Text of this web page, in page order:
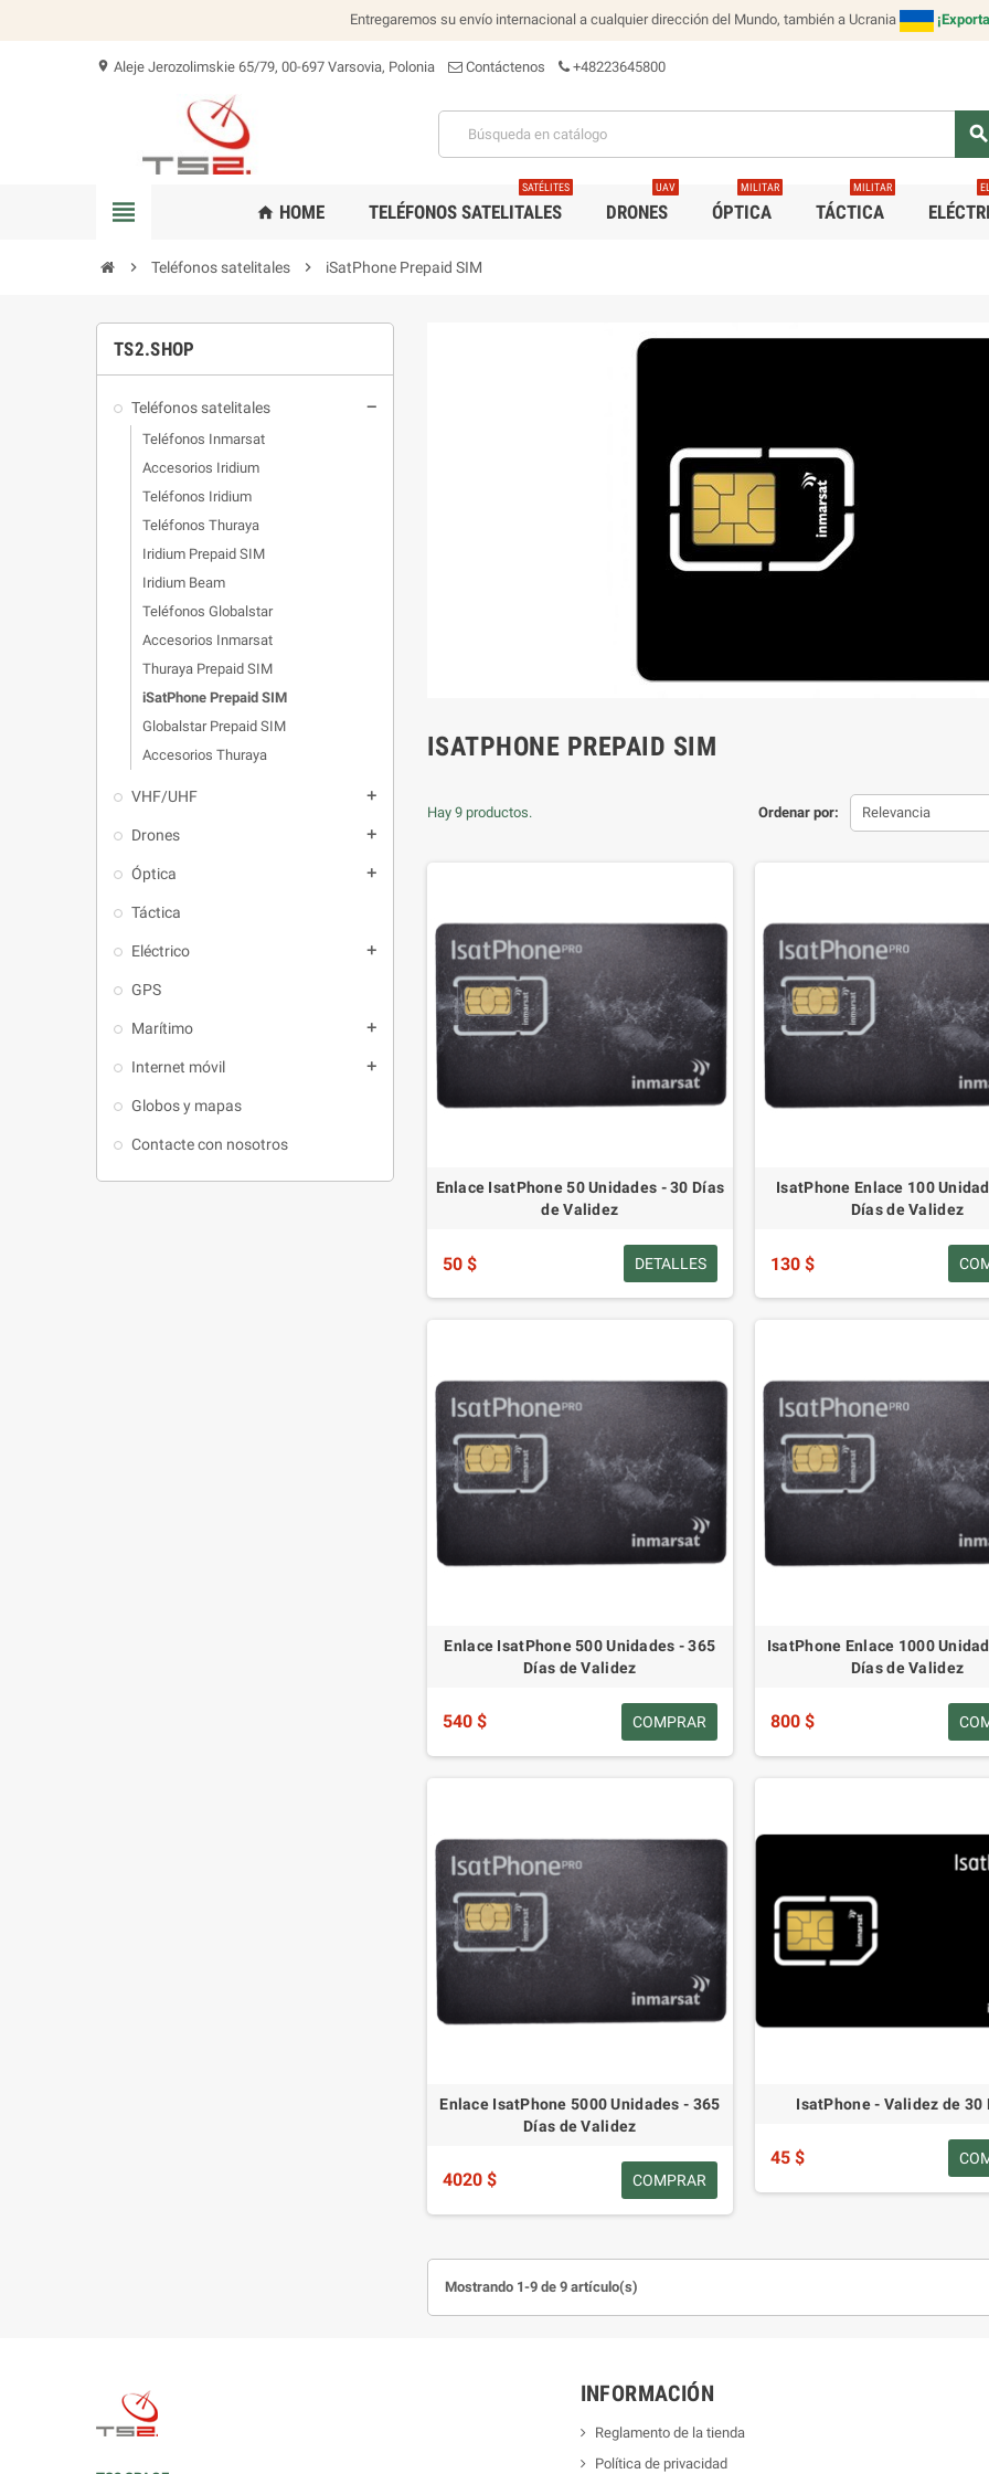
Entregaremos su envío internacional a cualquier dirección del Mundo, también a Ucrania
location_on Aleje Jerozolimskie 65/79, 00-697 Varsovia, Polonia Contáctenos +48223645800
search
view_headline home HOME TELÉFONOS SATELITALES
SATÉLITES
DRONES
UAV
ÓPTICA
MILITAR
TÁCTICA
MILITAR
chevron_right Teléfonos satelitales chevron_right iSatPhone Prepaid SIM
TS2.SHOP
Teléfonos satelitales remove
Teléfonos Inmarsat
Accesorios Iridium
Teléfonos Iridium
Teléfonos Thuraya
Iridium Prepaid SIM
Iridium Beam
Teléfonos Globalstar
Accesorios Inmarsat
Thuraya Prepaid SIM
iSatPhone Prepaid SIM
Globalstar Prepaid SIM
Accesorios Thuraya
VHF/UHF add
Drones add
Óptica add
Táctica
Eléctrico add
GPS
Marítimo add
Internet móvil add
Globos y mapas
Contacte con nosotros
ISATPHONE PREPAID SIM
Ordenar por: Relevancia
Hay 9 productos.
Enlace IsatPhone 50 Unidades - 30 Días
de Validez
50 $ DETALLES
IsatPhone Enlace 100
Días de Validez
130 $
Enlace IsatPhone 500 Unidades - 365
Días de Validez
540 $ COMPRAR
IsatPhone Enlace 1000
Días de Validez
800 $
Enlace IsatPhone 5000 Unidades - 365
Días de Validez
4020 $ COMPRAR
IsatPhone - Validez de 30
45 $
Mostrando 1-9 de 9 artículo(s)
INFORMACIÓN
Reglamento de la tienda
Política de privacidad